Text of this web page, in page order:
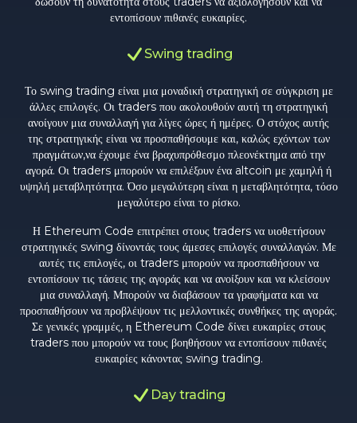
εντοπίσουν πιθανές ευκαιρίες.
Swing trading
Το swing trading είναι μια μοναδική στρατηγική σε σύγκριση με
άλλες επιλογές. Οι traders που ακολουθούν αυτή τη στρατηγική
ανοίγουν μια συναλλαγή για λίγες ώρες ή ημέρες. Ο στόχος αυτής
της στρατηγικής είναι να προσπαθήσουμε και, καλώς εχόντων των
πραγμάτων,να έχουμε ένα βραχυπρόθεσμο πλεονέκτημα από την
αγορά. Οι traders μπορούν να επιλέξουν ένα altcoin με χαμηλή ή
υψηλή μεταβλητότητα. Όσο μεγαλύτερη είναι η μεταβλητότητα, τόσο
μεγαλύτερο είναι το ρίσκο.
Η Ethereum Code επιτρέπει στους traders να υιοθετήσουν
στρατηγικές swing δίνοντάς τους άμεσες επιλογές συναλλαγών. Με
αυτές τις επιλογές, οι traders μπορούν να προσπαθήσουν να
εντοπίσουν τις τάσεις της αγοράς και να ανοίξουν και να κλείσουν
μια συναλλαγή. Μπορούν να διαβάσουν τα γραφήματα και να
προσπαθήσουν να προβλέψουν τις μελλοντικές συνθήκες της αγοράς.
Σε γενικές γραμμές, η Ethereum Code δίνει ευκαιρίες στους
traders που μπορούν να τους βοηθήσουν να εντοπίσουν πιθανές
ευκαιρίες κάνοντας swing trading.
Day trading